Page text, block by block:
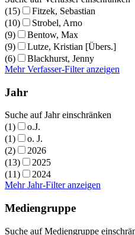
(15)
Fitzek, Sebastian
(10)
Strobel, Arno
(9)
Bentow, Max
(9)
Lutze, Kristian [Übers.]
(6)
Blackhurst, Jenny
Mehr Verfasser-Filter anzeigen
Jahr
Suche auf Jahr einschränken
(1)
o.J.
(1)
o. J.
(2)
2026
(13)
2025
(11)
2024
Mehr Jahr-Filter anzeigen
Mediengruppe
Suche auf Mediengruppe